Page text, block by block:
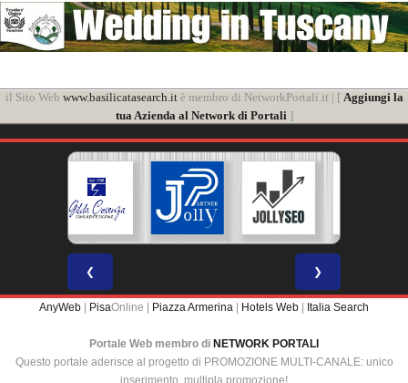
il Sito Web www.basilicatasearch.itè membro di NetworkPortali.it | [ Aggiungi la
tua Azienda al Network di Portali]
❮ ❯
AnyWeb PisaOnline | Piazza Armerina Hotels Web Italia Search
Portale Web membro di NETWORK PORTALI
Questo portale aderisce al progetto di PROMOZIONE MULTI-CANALE: unico
inserimento, multipla promozione!